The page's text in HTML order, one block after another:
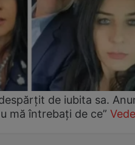
de iubita sa.
mă întrebați de ce”